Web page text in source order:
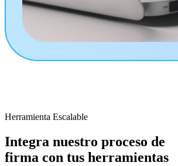
Herramienta Escalable
Integra nuestro proceso de
firma con tus herramientas